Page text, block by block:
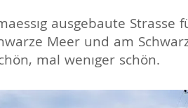
ausgebaute Strasse
Meer und am
mal wenıger schön.